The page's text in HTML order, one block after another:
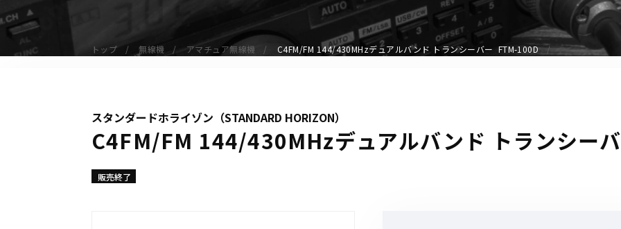
デジタル無線機（登録局）
デジタル無線機（免許局）
受信機（レシーバー）
アマチュア無線機
イヤホンマイク
スピーカーマイク
イヤホン
ベルトクリップ
トップ 無線機 アマチュア無線機 C4FM/FM 144/430MHzデュアルバンド トランシーバー FTM-100D
スタンダードホライゾン（STANDARD HORIZON）
C4FM/FM 144/430MHzデュアルバンド トランシー
販売終了